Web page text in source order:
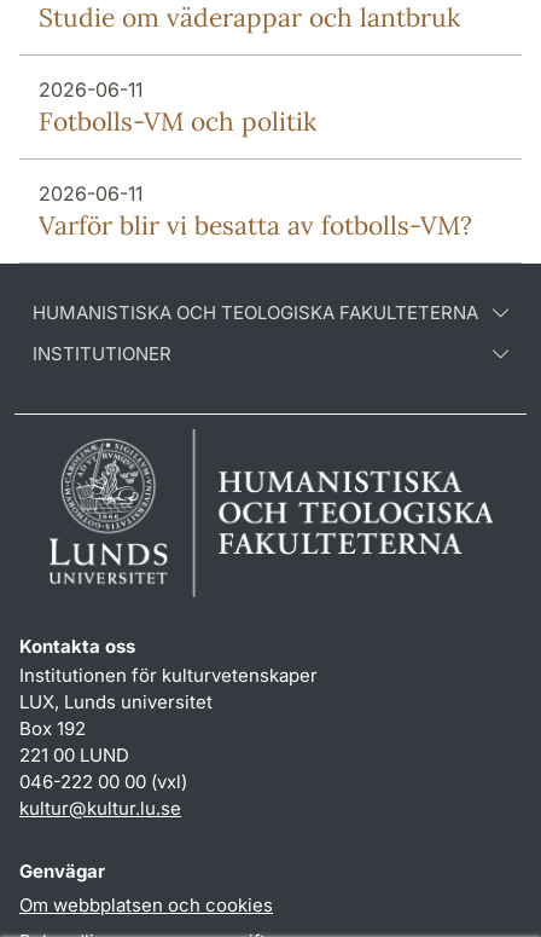
Studie om väderappar och lantbruk
2026-06-11
Fotbolls-VM och politik
2026-06-11
Varför blir vi besatta av fotbolls-VM?
HUMANISTISKA OCH TEOLOGISKA FAKULTETERNA
INSTITUTIONER
Kontakta oss
Institutionen för kulturvetenskaper
LUX, Lunds universitet
Box 192
221 00 LUND
046-222 00 00 (vxl)
kultur@kultur.lu.se
Genvägar
Om webbplatsen och cookies